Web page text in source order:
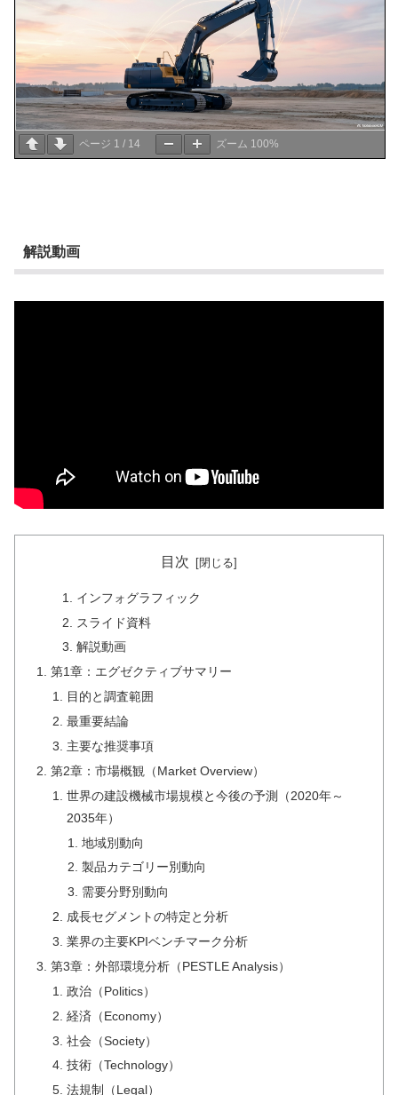
ページ 1 / 14 ズーム 100%
解説動画
目次
インフォグラフィック
スライド資料
解説動画
第1章：エグゼクティブサマリー
目的と調査範囲
最重要結論
主要な推奨事項
第2章：市場概観（Market Overview）
世界の建設機械市場規模と今後の予測（2020年～
2035年）
地域別動向
製品カテゴリー別動向
需要分野別動向
成長セグメントの特定と分析
業界の主要KPIベンチマーク分析
第3章：外部環境分析（PESTLE Analysis）
政治（Politics）
経済（Economy）
社会（Society）
技術（Technology）
法規制（Legal）